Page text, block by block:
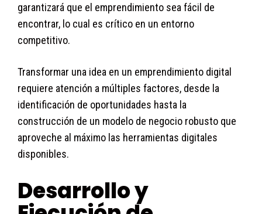
garantizará que el emprendimiento sea fácil de
encontrar, lo cual es crítico en un entorno
competitivo.
Transformar una idea en un emprendimiento digital
requiere atención a múltiples factores, desde la
identificación de oportunidades hasta la
construcción de un modelo de negocio robusto que
aproveche al máximo las herramientas digitales
disponibles.
Desarrollo y